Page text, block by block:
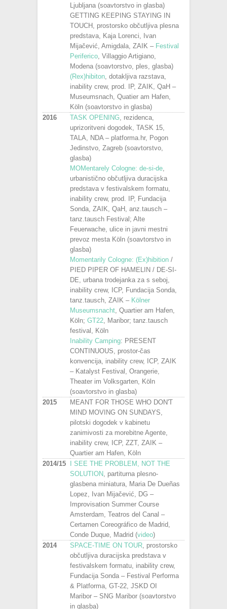
Ljubljana (soavtorstvo in glasba)
GETTING KEEPING STAYING IN
TOUCH, prostorsko občutljiva plesna
predstava, Kaja Lorenci, Ivan
Mijačević, Amigdala, ZAIK – Festival
Periferico , Villaggio Artigiano,
Modena (soavtorstvo, ples, glasba)
(Rex)hibiton , dotakljiva razstava,
inability crew, prod. IP, ZAIK, QaH –
Museumsnach, Quatier am Hafen,
Köln (soavtorstvo in glasba)
2016
TASK OPENING , rezidenca,
uprizoritveni dogodek, TASK 15,
TALA, NDA – platforma.hr, Pogon
Jedinstvo, Zagreb (soavtorstvo,
glasba)
MOMentarely Cologne: de-si-de
urbanistično občutljiva duracijska
predstava v festivalskem formatu,
inability crew, prod. IP, Fundacija
Sonda, ZAIK, QaH, anz.tausch –
tanz.tausch Festival; Alte
Feuerwache, ulice in javni mestni
prevoz mesta Köln (soavtorstvo in
glasba)
Momentarily Cologne: (Ex)hibition /
PIED PIPER OF HAMELIN / DE-SI-
DE, urbana trodejanka za s seboj,
inability crew, ICP, Fundacija Sonda,
tanz.tausch, ZAIK – Kölner
Museumsnacht , Quartier am Hafen,
Köln; GT22 , Maribor; tanz.tausch
festival, Köln
Inability Camping: PRESENT
CONTINUOUS, prostor-čas
konvencija, inability crew, ICP, ZAIK
– Katalyst Festival, Orangerie,
Theater im Volksgarten, Köln
(soavtorstvo in glasba)
2015
MEANT FOR THOSE WHO DON'T
MIND MOVING ON SUNDAYS,
pilotski dogodek v kabinetu
zanimivosti za morebitne Agente,
inability crew, ICP, ZZT, ZAIK –
Quartier am Hafen, Köln
2014/15 I SEE THE PROBLEM, NOT THE
SOLUTION , partiturna plesno-
glasbena miniatura, Maria De Dueñas
Lopez, Ivan Mijačević, DG –
Improvisation Summer Course
Amsterdam, Teatros del Canal –
Certamen Coreográfico de Madrid,
Conde Duque, Madrid (video)
2014
SPACE-TIME ON TOUR , prostorsko
občutljiva duracijska predstava v
festivalskem formatu, inability crew,
Fundacija Sonda – Festival Performa
& Platforma, GT-22, JSKD OI
Maribor – SNG Maribor (soavtorstvo
in glasba)